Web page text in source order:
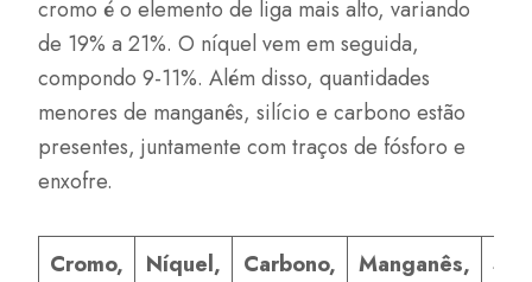
cromo é o elemento de liga mais alto, variando
de 19% a 21%. O níquel vem em seguida,
compondo 9-11%. Além disso, quantidades
menores de manganês, silício e carbono estão
presentes, juntamente com traços de fósforo e
enxofre.
Cromo,
Níquel,
Carbono,
Manganês,